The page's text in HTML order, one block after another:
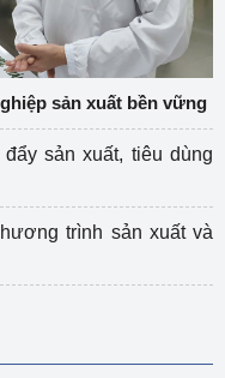
sản xuất bền vững
sản xuất, tiêu dùng
trình sản xuất và